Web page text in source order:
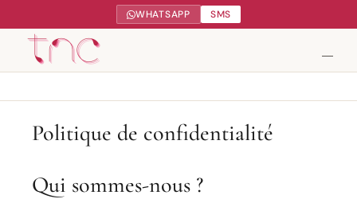
WHATSAPP SMS
Tendance Nature Communication
Politique de confidentialité
Qui sommes-nous ?